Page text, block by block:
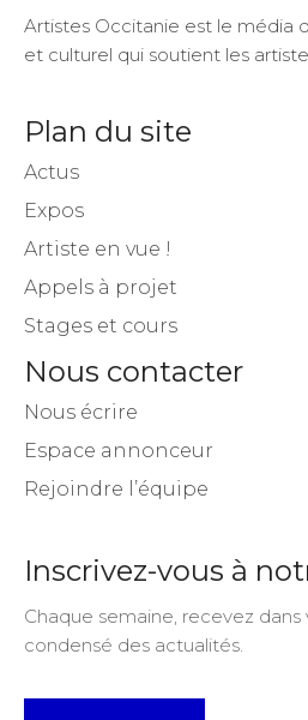
Artistes Occitanie est le média
et culturel qui soutient les
Plan du site
Actus
Expos
Artiste en vue !
Appels à projet
Stages et cours
Nous contacter
Nous écrire
Espace annonceur
Rejoindre l’équipe
Inscrivez-vous à
Chaque semaine, recevez
condensé des actualités.